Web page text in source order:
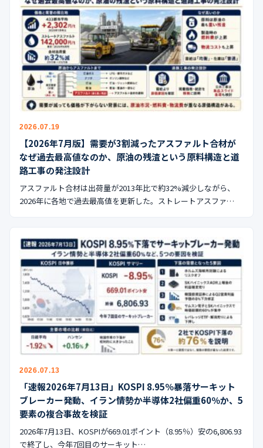
2026.07.19
【2026年7月版】需要が3割減ったアスファルト合材が
なぜ過去最高値なのか、原油の残渣という原料構造と道
路工事の発注設計
アスファルト合材は出荷量が2013年比で約32%減少しながら、
2026年に各地で過去最高値を更新した。ストレートアスファ…
2026.07.13
「速報2026年7月13日」KOSPI 8.95％暴落サーキット
ブレーカー発動、イラン情勢か半導体2社偏重60％か、5
要素の複合事故を検証
2026年7月13日、KOSPIが669.01ポイント（8.95％）安の6,806.93
で終了し、今年7回目のサーキット…